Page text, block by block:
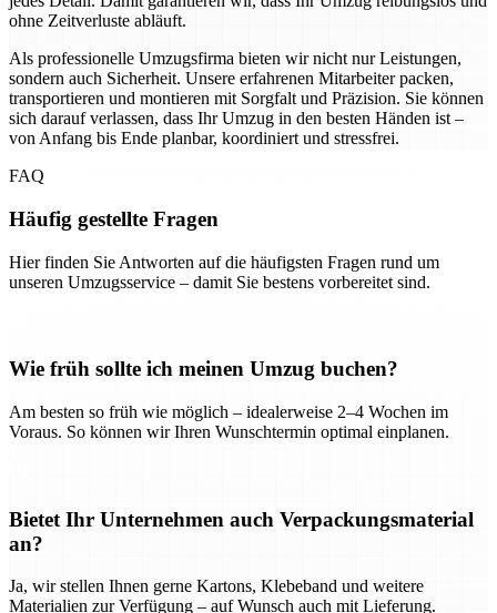
ohne Zeitverluste abläuft.
Als professionelle Umzugsfirma bieten wir nicht nur Leistungen,
sondern auch Sicherheit. Unsere erfahrenen Mitarbeiter packen,
transportieren und montieren mit Sorgfalt und Präzision. Sie können
sich darauf verlassen, dass Ihr Umzug in den besten Händen ist –
von Anfang bis Ende planbar, koordiniert und stressfrei.
FAQ
Häufig gestellte Fragen
Hier finden Sie Antworten auf die häufigsten Fragen rund um
unseren Umzugsservice – damit Sie bestens vorbereitet sind.
Wie früh sollte ich meinen Umzug buchen?
Am besten so früh wie möglich – idealerweise 2–4 Wochen im
Voraus. So können wir Ihren Wunschtermin optimal einplanen.
Bietet Ihr Unternehmen auch Verpackungsmaterial
an?
Ja, wir stellen Ihnen gerne Kartons, Klebeband und weitere
Materialien zur Verfügung – auf Wunsch auch mit Lieferung.